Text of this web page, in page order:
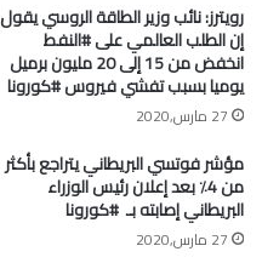
رويترز: نائب وزير الطاقة الروسي يقول
إن الطلب العالمي على #النفط
انخفض من 15 إلى 20 مليون برميل
يوميا بسبب تفشي فيروس #كورونا
27 مارس,2020
مؤشر فوتسي البريطاني يتراجع بأكثر
من 4٪ بعد إعلان رئيس الوزراء
البريطاني إصابته بـ ⁧ #كورونا⁩
27 مارس,2020